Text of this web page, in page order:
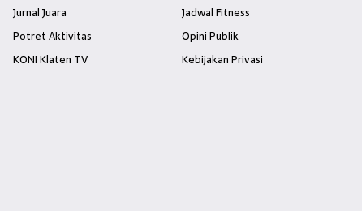
Jurnal Juara
Potret Aktivitas
KONI Klaten TV
Jadwal Fitness
Opini Publik
Kebijakan Privasi